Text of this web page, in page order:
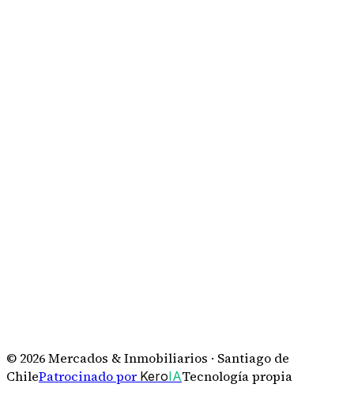
© 2026Mercados & Inmobiliarios · Santiago de
ChilePatrocinado por KeroIATecnología propia